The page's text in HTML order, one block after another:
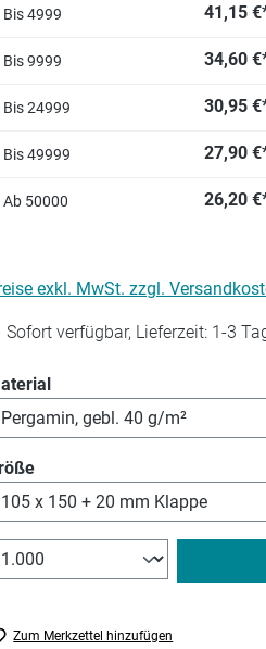
Bis4999 41,15
Bis9999 34,60
Bis24999 30,95
Bis49999 27,90
Ab 50000 26,20
exkl. MwSt. zzgl.
Sofort verfügbar, Lieferzeit: 1-3
auswählen
auswählen
Zum Merkzettel hinzufügen